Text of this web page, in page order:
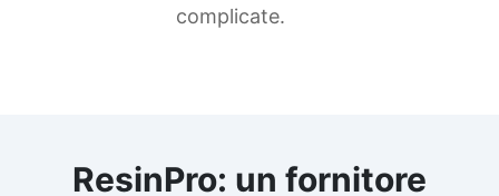
complicate.
ResinPro: un fornitore